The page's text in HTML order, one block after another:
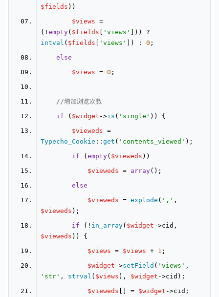
$fields
$views =
(! empty( $fields [ 'views'
intval ( $fields [ 'views' ]) : 0
else
$views = 0
//增加浏览次数
if ( $widget ->is ( 'single'
$vieweds
Typecho_Cookie :: get ( 'contents_viewed'
if (empty( $vieweds
$vieweds = array
else
$vieweds = explode ( ','
$vieweds
if (! in_array( $widget
$vieweds
$views = $views + 1
$widget ->setField ( 'views'
'str' , strval ( $views ), $widget
$vieweds [] = $widget